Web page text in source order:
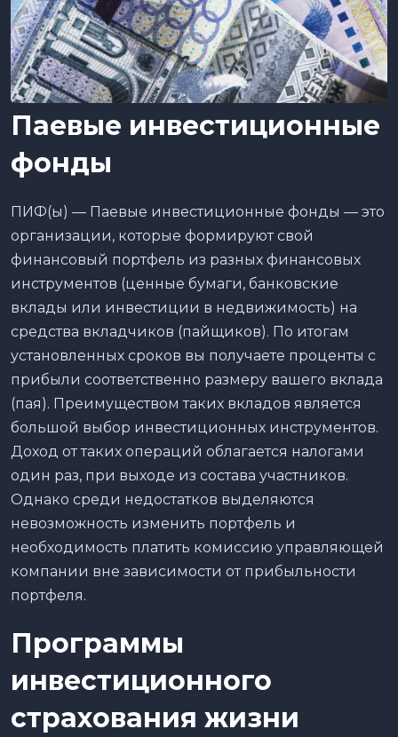
Паевые инвестиционные
фонды
ПИФ(ы) — Паевые инвестиционные фонды — это
организации, которые формируют свой
финансовый портфель из разных финансовых
инструментов (ценные бумаги, банковские
вклады или инвестиции в недвижимость) на
средства вкладчиков (пайщиков). По итогам
установленных сроков вы получаете проценты с
прибыли соответственно размеру вашего вклада
(пая). Преимуществом таких вкладов является
большой выбор инвестиционных инструментов.
Доход от таких операций облагается налогами
один раз, при выходе из состава участников.
Однако среди недостатков выделяются
невозможность изменить портфель и
необходимость платить комиссию управляющей
компании вне зависимости от прибыльности
портфеля.
Программы
инвестиционного
страхования жизни